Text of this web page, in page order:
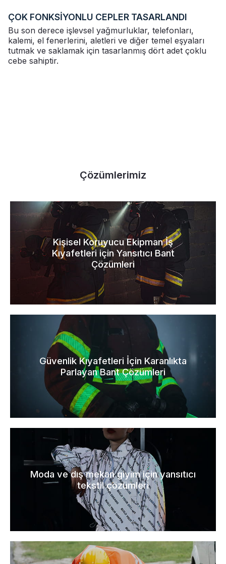
ÇOK FONKSİYONLU CEPLER TASARLANDI
Bu son derece işlevsel yağmurluklar, telefonları,
kalemi, el fenerlerini, aletleri ve diğer temel eşyaları
tutmak ve saklamak için tasarlanmış dört adet çoklu
cebe sahiptir.
Çözümlerimiz
Kişisel Koruyucu Ekipman İş
Kıyafetleri için Yansıtıcı Bant
Çözümleri
Güvenlik Kıyafetleri İçin Karanlıkta
Parlayan Bant Çözümleri
Moda ve dış mekan giyim için yansıtıcı
tekstil çözümleri